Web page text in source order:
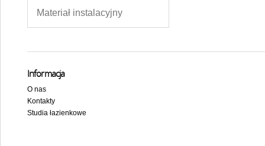
Materiał instalacyjny
Informacja
O nas
Kontakty
Studia łazienkowe